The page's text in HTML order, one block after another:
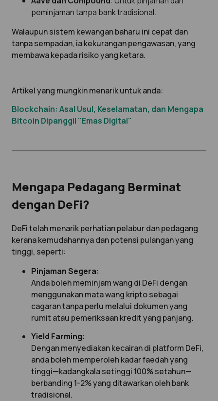
peminjaman tanpa bank tradisional.
Walaupun sistem kewangan baharu ini cepat dan
tanpa sempadan, ia kekurangan pengawasan, yang
membawa kepada risiko yang ketara.
Artikel yang mungkin menarik untuk anda:
Blockchain: Asal Usul, Keselamatan, dan Mengapa
Bitcoin Dipanggil "Emas Digital"
Mengapa Pedagang Berminat
dengan DeFi?
DeFi telah menarik perhatian pelabur dan pedagang
kerana kemudahannya dan potensi pulangan yang
tinggi, seperti:
Pinjaman Segera:
Anda boleh meminjam wang di DeFi dengan
menggunakan mata wang kripto sebagai
cagaran tanpa perlu melalui dokumen yang
rumit atau pemeriksaan kredit yang panjang.
Yield Farming:
Dengan menyediakan kecairan di platform DeFi,
anda boleh memperoleh kadar faedah yang
tinggi—kadangkala setinggi 100% setahun—
berbanding 1-2% yang ditawarkan oleh bank
tradisional.